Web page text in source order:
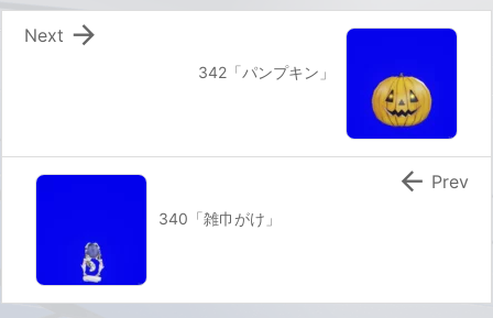
342「パンプキン」

Next
340「雑巾がけ」
 Prev